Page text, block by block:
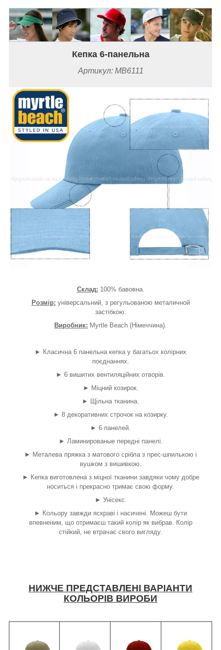
Кепка 6-панельна
Артикул: MB6111
Склад: 100% бавовна.
Розмір: універсальний, з регульованою металичной
застібкою.
Виробник: Myrtle Beach (Німеччина).
► Класична 6 панельна кепка у багатьох колірних
поєднаннях.
► 6 вишитих вентиляційних отворів.
► Міцний козирок.
► Щільна тканина.
► 8 декоративних строчок на козирку.
► 6 панелей.
► Ламинированые передні панелі.
► Металева пряжка з матового срібла з прес-шпилькою і
вушком з вишивкою.
► Кепка виготовлена з міцної тканини завдяки чому добре
носиться і прекрасно тримає свою форму.
► Унісекс.
► Кольору завжди яскраві і насичені. Можеш бути
впевненим, що отримаєш такий колір як вибрав. Колір
стійкий, не втрачає свого вигляду.
НИЖЧЕ ПРЕДСТАВЛЕНІ ВАРІАНТИ
КОЛЬОРІВ ВИРОБИ